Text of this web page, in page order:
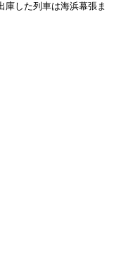
庫した列車は海浜幕張ま